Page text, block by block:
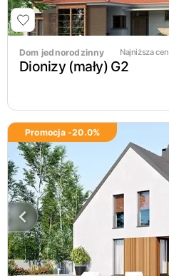
Dom jednorodzinny Najniższa
Dionizy (mały) G2
Promocja -20.0%